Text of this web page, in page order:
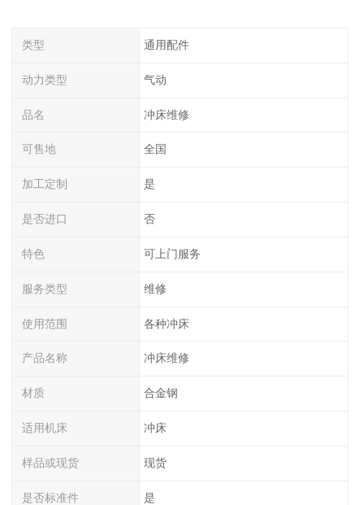
类型 通用配件
动力类型 气动
品名 冲床维修
可售地 全国
加工定制 是
是否进口 否
特色 可上门服务
服务类型 维修
使用范围 各种冲床
产品名称 冲床维修
材质 合金钢
适用机床 冲床
样品或现货 现货
是否标准件 是